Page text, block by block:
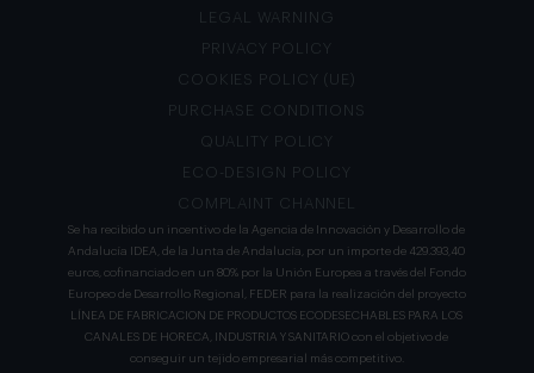
LEGAL WARNING
PRIVACY POLICY
COOKIES POLICY (UE)
PURCHASE CONDITIONS
QUALITY POLICY
ECO-DESIGN POLICY
COMPLAINT CHANNEL
Se ha recibido un incentivo de la Agencia de Innovación y Desarrollo de
Andalucía IDEA, de la Junta de Andalucía, por un importe de 429.393,40
euros, cofinanciado en un 80% por la Unión Europea a través del Fondo
Europeo de Desarrollo Regional, FEDER para la realización del proyecto
LÍNEA DE FABRICACION DE PRODUCTOS ECODESECHABLES PARA LOS
CANALES DE HORECA, INDUSTRIA Y SANITARIO con el objetivo de
conseguir un tejido empresarial más competitivo.